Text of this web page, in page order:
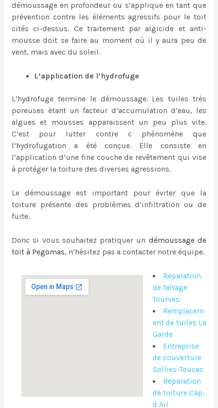
démoussage en profondeur ou s’applique en tant que
prévention contre les éléments agressifs pour le toit
cités ci-dessus. Ce traitement par algicide et anti-
mousse doit se faire au moment où il y aura peu de
vent, mais avec du soleil.
L’application de l’hydrofuge
L’hydrofuge termine le démoussage. Les tuiles très
poreuses étant un facteur d’accumulation d’eau, les
algues et mousses apparaissent un peu plus vite.
C’est pour lutter contre c phénomène que
l’hydrofugation a été conçue. Elle consiste en
l’application d’une fine couche de revêtement qui vise
à protéger la toiture des diverses agressions.
Le démoussage est important pour éviter que la
toiture présente des problèmes d’infiltration ou de
fuite.
Donc si vous souhaitez pratiquer un démoussage de
toit à Pegomas, n’hésitez pas a contacter notre équipe.
Reparation
de faitage
Tourves
Remplacem
ent de tuiles La
Garde
Entreprise
de couverture
Sollies-Toucas
Reparation
de toiture Cap-
d Ail